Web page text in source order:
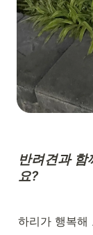
반려견과
요?
하리가 행복해